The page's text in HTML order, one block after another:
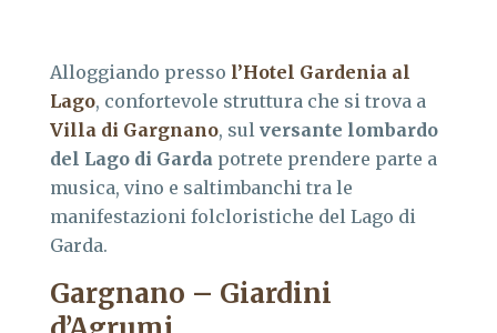
Alloggiando presso l’Hotel Gardenia al
Lago, confortevole struttura che si trova a
Villa di Gargnano, sul versante lombardo
del Lago di Garda potrete prendere parte a
musica, vino e saltimbanchi tra le
manifestazioni folcloristiche del Lago di
Garda.
Gargnano – Giardini